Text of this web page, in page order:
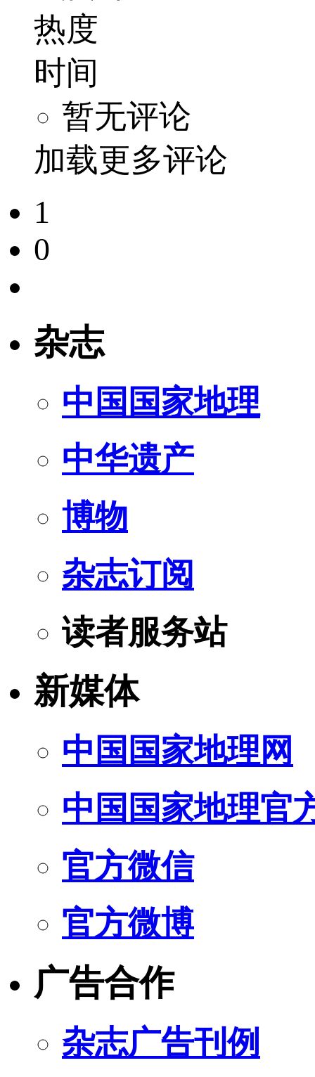
热度
时间
暂无评论
加载更多评论
1
0
杂志
中国国家地理
中华遗产
博物
杂志订阅
读者服务站
新媒体
中国国家地理网
中国国家地理官
官方微信
官方微博
广告合作
杂志广告刊例